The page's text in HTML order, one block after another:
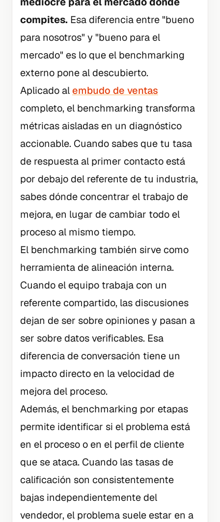
compites. Esa diferencia entre "bueno
para nosotros" y "bueno para el
mercado" es lo que el benchmarking
externo pone al descubierto.
Aplicado alembudo de ventas
completo, el benchmarking transforma
métricas aisladas en un diagnóstico
accionable. Cuando sabes que tu tasa
de respuesta al primer contacto está
por debajo del referente de tu industria,
sabes dónde concentrar el trabajo de
mejora, en lugar de cambiar todo el
proceso al mismo tiempo.
El benchmarking también sirve como
herramienta de alineación interna.
Cuando el equipo trabaja con un
referente compartido, las discusiones
dejan de ser sobre opiniones y pasan a
ser sobre datos verificables. Esa
diferencia de conversación tiene un
impacto directo en la velocidad de
mejora del proceso.
Además, el benchmarking por etapas
permite identificar si el problema está
en el proceso o en el perfil de cliente
que se ataca. Cuando las tasas de
calificación son consistentemente
bajas independientemente del
vendedor, el problema suele estar en a